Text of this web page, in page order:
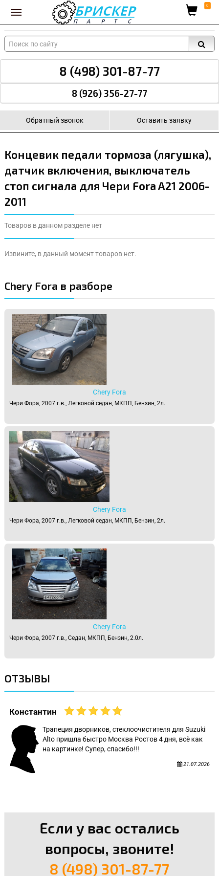
Вход для поставщиков 0
8 (498) 301-87-77
8 (926) 356-27-77
Обратный звонок Оставить заявку
Концевик педали тормоза (лягушка),
датчик включения, выключатель
стоп сигнала для Чери Fora A21 2006-
2011
Товаров в данном разделе нет
Извините, в данный момент товаров нет.
Chery Fora в разборе
Chery Fora
Чери Фора, 2007 г.в., Легковой седан, МКПП, Бензин, 2л.
Chery Fora
Чери Фора, 2007 г.в., Легковой седан, МКПП, Бензин, 2л.
Chery Fora
Чери Фора, 2007 г.в., Седан, МКПП, Бензин, 2.0л.
ОТЗЫВЫ
Константин
Трапеция дворников, стеклоочистителя для Suzuki
Alto пришла быстро Москва Ростов 4 дня, всё как
на картинке! Супер, спасибо!!!
21.07.2026
Если у вас остались
вопросы, звоните!
8 (498) 301-87-77